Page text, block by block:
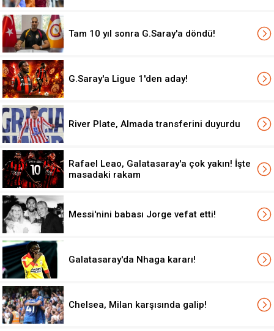
Tam 10 yıl sonra G.Saray'a döndü!
G.Saray'a Ligue 1'den aday!
River Plate, Almada transferini duyurdu
Rafael Leao, Galatasaray'a çok yakın! İşte
masadaki rakam
Messi'nini babası Jorge vefat etti!
Galatasaray'da Nhaga kararı!
Chelsea, Milan karşısında galip!